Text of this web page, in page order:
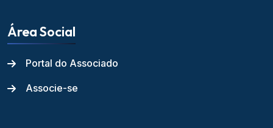
Área Social
Portal do Associado
Associe-se